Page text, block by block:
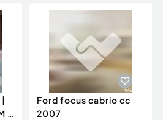
profesionale
|
|
Ford focus cabrio cc
2007